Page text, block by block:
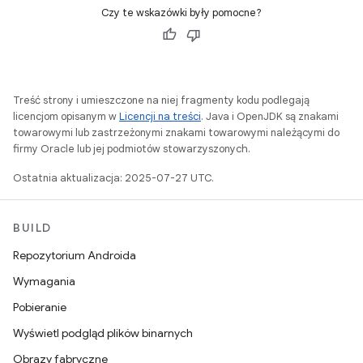
Czy te wskazówki były pomocne?
Treść strony i umieszczone na niej fragmenty kodu podlegają
licencjom opisanym wLicencji na treści. Java i OpenJDK są znakami
towarowymi lub zastrzeżonymi znakami towarowymi należącymi do
firmy Oracle lub jej podmiotów stowarzyszonych.
Ostatnia aktualizacja: 2025-07-27 UTC.
BUILD
Repozytorium Androida
Wymagania
Pobieranie
Wyświetl podgląd plików binarnych
Obrazy fabryczne